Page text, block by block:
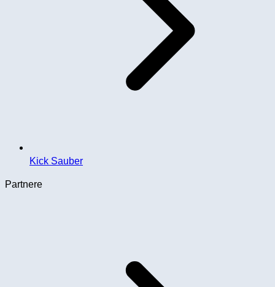
Kick Sauber
Partnere